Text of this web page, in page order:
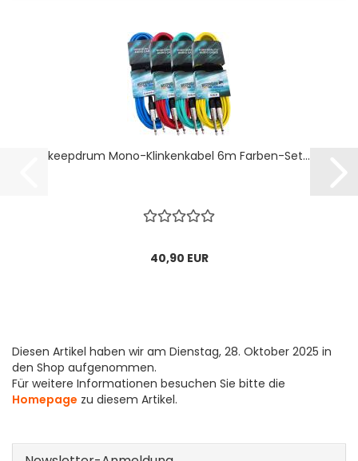
keepdrum Mono-Klinkenkabel 6m Farben-Set...
40,90 EUR
Diesen Artikel haben wir am Dienstag, 28. Oktober 2025 in
den Shop aufgenommen.
Für weitere Informationen besuchen Sie bitte die
Homepage zu diesem Artikel.